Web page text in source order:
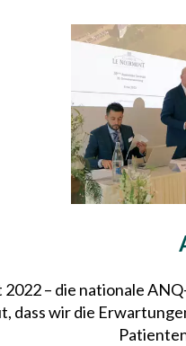
– die nationale
dass wir die